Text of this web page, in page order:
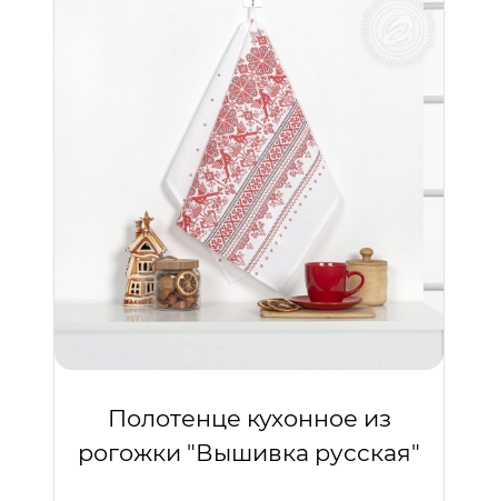
Полотенце кухонное из
рогожки "Вышивка русская"